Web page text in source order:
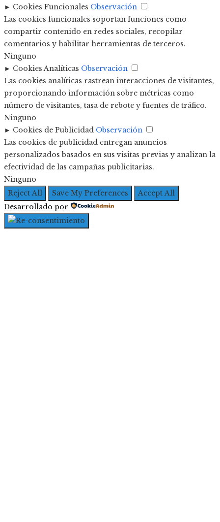
► Cookies Funcionales Observación
Las cookies funcionales soportan funciones como
compartir contenido en redes sociales, recopilar
comentarios y habilitar herramientas de terceros.
Ninguno
► Cookies Analíticas Observación
Las cookies analíticas rastrean interacciones de visitantes,
proporcionando información sobre métricas como
número de visitantes, tasa de rebote y fuentes de tráfico.
Ninguno
► Cookies de Publicidad Observación
Las cookies de publicidad entregan anuncios
personalizados basados en sus visitas previas y analizan la
efectividad de las campañas publicitarias.
Ninguno
Reject All
Save My Preferences
Accept All
Desarrollado por